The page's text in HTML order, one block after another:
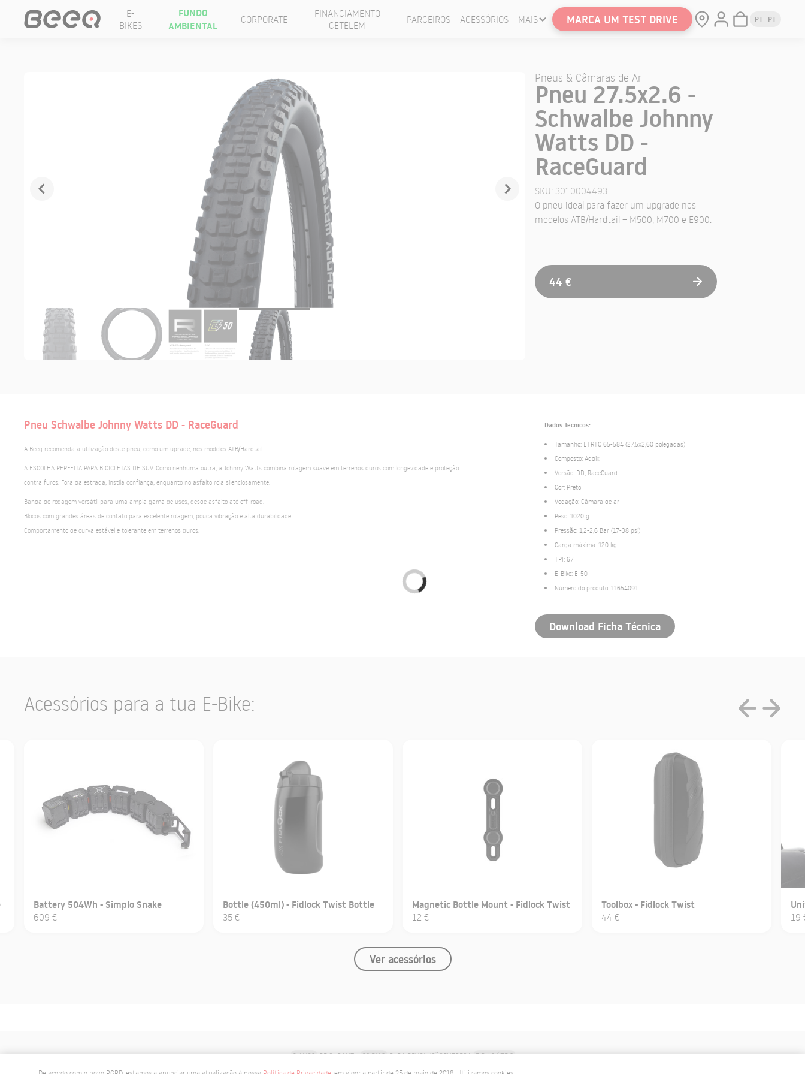
E-
BIKES
FUNDO
AMBIENTAL
CORPORATE
FINANCIAMENTO
CETELEM
PARCEIROS ACESSÓRIOS MAIS MARCA UM TEST DRIVE PT PT
Pneus & Câmaras de Ar
Pneu 27.5x2.6 -
Schwalbe Johnny
Watts DD -
RaceGuard
SKU: 3010004493
O pneu ideal para fazer um upgrade nos
modelos ATB/Hardtail – M500, M700 e E900.
44 €
Pneu Schwalbe Johnny Watts DD - RaceGuard
A Beeq recomenda a utilização deste pneu, como um uprade, nos modelos ATB/Hardtail.
A ESCOLHA PERFEITA PARA BICICLETAS DE SUV. Como nenhuma outra, a Johnny Watts combina rolagem suave em terrenos duros com longevidade e proteção
contra furos. Fora da estrada, instila confiança, enquanto no asfalto rola silenciosamente.
Banda de rodagem versátil para uma ampla gama de usos, desde asfalto até off-road.
Blocos com grandes áreas de contato para excelente rolagem, pouca vibração e alta durabilidade.
Comportamento de curva estável e tolerante em terrenos duros.
Dados Tecnicos:
Tamanho: ETRTO 65-584 (27,5x2,60 polegadas)
Composto: Addix
Versão: DD, RaceGuard
Cor: Preto
Vedação: Câmara de ar
Peso: 1020 g
Pressão: 1,2-2,6 Bar (17-38 psi)
Carga máxima: 120 kg
TPI: 67
E-Bike: E-50
Número do produto: 11654091
Download Ficha Técnica
Acessórios para a tua E-Bike:
Battery 504Wh - Simplo Snake
609 €
Bottle (450ml) - Fidlock Twist Bottle
35 €
Magnetic Bottle Mount - Fidlock Twist
12 €
Toolbox - Fidlock Twist
44 € 19
Ver acessórios
3 ANOS DE GARANTIA 30 DIAS PARA DEVOLUÇÃOENTREGA 5 DIAS ÚTEIS